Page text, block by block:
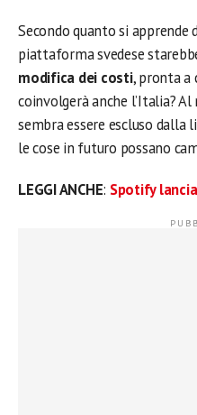
Secondo quanto si apprende
piattaforma svedese
modifica dei costi, pronta a
coinvolgerà anche l’Italia?
sembra essere escluso dalla
le cose in futuro possano
LEGGI ANCHE: Spotify